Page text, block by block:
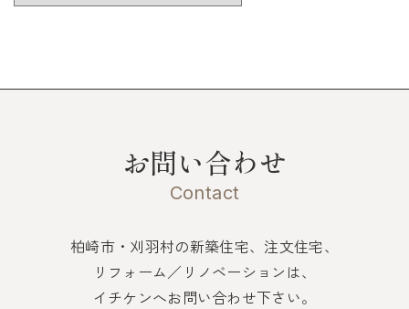
お問い合わせ
Contact
柏崎市・刈羽村の新築住宅、注文住宅、
リフォーム／リノベーションは、
イチケンへお問い合わせ下さい。